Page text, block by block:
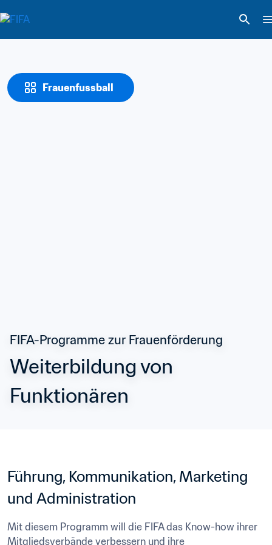
Frauenfussball
FIFA-Programme zur Frauenförderung
Weiterbildung von
Funktionären
Führung, Kommunikation, Marketing
und Administration
Mit diesem Programm will die FIFA das Know-how ihrer
Mitgliedsverbände verbessern und ihre